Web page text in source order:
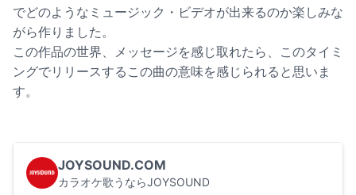
でどのようなミュージック・ビデオが出来るのか楽しみな
がら作りました。
この作品の世界、メッセージを感じ取れたら、このタイミ
ングでリリースするこの曲の意味を感じられると思いま
す。
JOYSOUND.COM
カラオケ歌うならJOYSOUND